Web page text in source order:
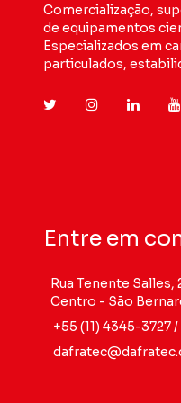
Comercialização,
de equipamentos
Especializados em
particulados,
Entre em
Rua Tenente Salles,
Centro - São
+55 (11) 4345-3727/